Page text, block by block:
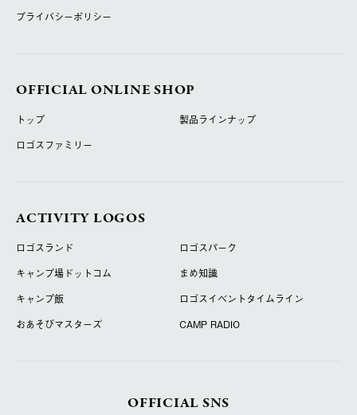
プライバシーポリシー
OFFICIAL ONLINE SHOP
トップ
製品ラインナップ
ロゴスファミリー
ACTIVITY LOGOS
ロゴスランド
ロゴスパーク
キャンプ場ドットコム
まめ知識
キャンプ飯
ロゴスイベントタイムライン
おあそびマスターズ
CAMP RADIO
OFFICIAL SNS